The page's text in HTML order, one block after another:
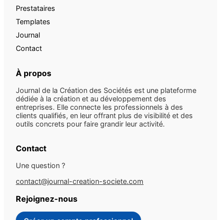
Prestataires
Templates
Journal
Contact
À propos
Journal de la Création des Sociétés est une plateforme
dédiée à la création et au développement des
entreprises. Elle connecte les professionnels à des
clients qualifiés, en leur offrant plus de visibilité et des
outils concrets pour faire grandir leur activité.
Contact
Une question ?
contact@journal-creation-societe.com
Rejoignez-nous